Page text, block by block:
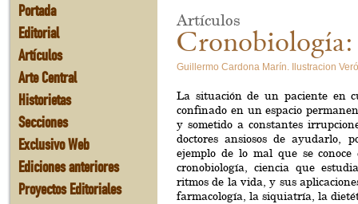
Portada
Editorial
Artículos
Arte Central
Historietas
Secciones
Exclusivo Web
Ediciones anteriores
Proyectos Editoriales
Artículos
Cronobiología:
Guillermo Cardona Marín. Ilustracion
La situación de un paciente en
confinado en un espacio
y sometido a constantes
doctores ansiosos de ayudarlo,
ejemplo de lo mal que se
cronobiología, ciencia que
ritmos de la vida, y sus
farmacología, la siquiatría, la